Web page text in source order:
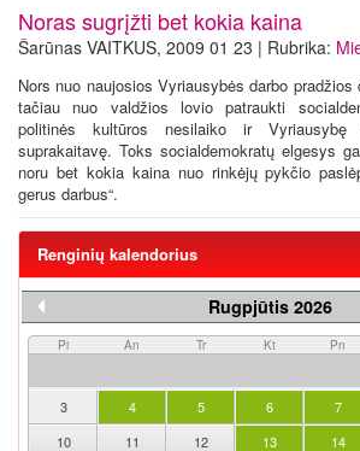
Noras sugrįžti bet kokia kaina
Šarūnas VAITKUS, 2009 01 23 | Rubrika:
Nors nuo naujosios Vyriausybės darbo pradžios
tačiau nuo valdžios lovio patraukti
politinės kultūros nesilaiko ir
suprakaitavę. Toks socialdemokratų elgesys
noru bet kokia kaina nuo rinkėjų pykčio
gerus darbus“.
Renginių kalendorius
Rugpjūtis 2026
Pi An Tr Kt Pn
3
4 5 6 7
10
11 12 13 14